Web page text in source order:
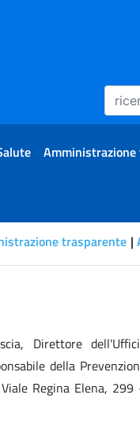
trasparente
Direttore
della
Regina Elena, 299